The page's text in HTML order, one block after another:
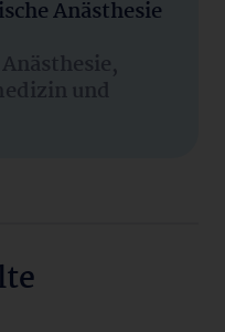
Anästhesie
und